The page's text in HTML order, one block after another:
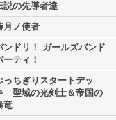
説の先導者達
月ノ使者
ンドリ！ ガールズバンド
ーティ！
っちぎりスタートデッ
聖域の光剣士＆帝国の
竜